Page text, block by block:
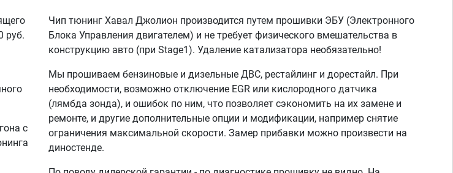
руб.
с
Чип тюнинг Хавал Джолион производится путем прошивки ЭБУ (Электронного
Блока Управления двигателем) и не требует физического вмешательства в
конструкцию авто (при Stage1). Удаление катализатора необязательно!
Мы прошиваем бензиновые и дизельные ДВС, рестайлинг и дорестайл. При
необходимости, возможно отключение EGR или кислородного датчика
(лямбда зонда), и ошибок по ним, что позволяет сэкономить на их замене и
ремонте, и другие дополнительные опции и модификации, например снятие
ограничения максимальной скорости. Замер прибавки можно произвести на
диностенде.